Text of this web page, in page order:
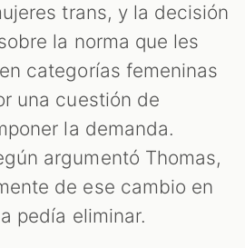
trans, y la decisión
la norma que les
categorías femeninas
una cuestión de
la demanda.
argumentó Thomas,
de ese cambio en
pedía eliminar.